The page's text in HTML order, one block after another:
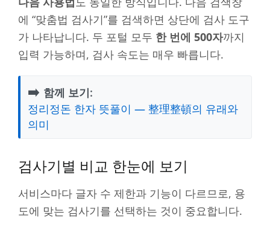
에 “맞춤법 검사기”를 검색하면 상단에 검사 도구
가 나타납니다. 두 포털 모두 한 번에 500자까지
입력 가능하며, 검사 속도는 매우 빠릅니다.
➡️ 함께 보기:
정리정돈 한자 뜻풀이 — 整理整頓의 유래와
의미
검사기별 비교 한눈에 보기
서비스마다 글자 수 제한과 기능이 다르므로, 용
도에 맞는 검사기를 선택하는 것이 중요합니다.